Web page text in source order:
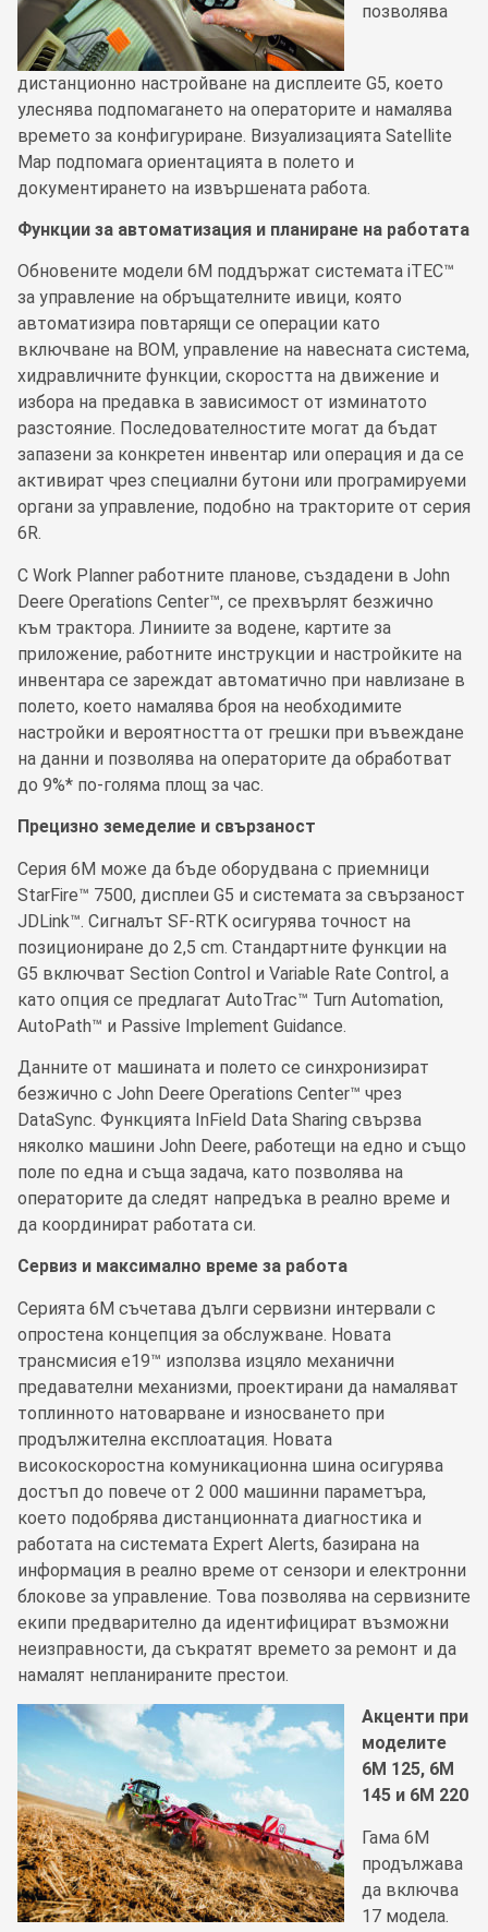
позволява
дистанционно настройване на дисплеите G5, което
улеснява подпомагането на операторите и намалява
времето за конфигуриране. Визуализацията Satellite
Map подпомага ориентацията в полето и
документирането на извършената работа.
Функции за автоматизация и планиране на работата
Обновените модели 6M поддържат системата iTEC™
за управление на обръщателните ивици, която
автоматизира повтарящи се операции като
включване на ВОМ, управление на навесната система,
хидравличните функции, скоростта на движение и
избора на предавка в зависимост от изминатото
разстояние. Последователностите могат да бъдат
запазени за конкретен инвентар или операция и да се
активират чрез специални бутони или програмируеми
органи за управление, подобно на тракторите от серия
6R.
С Work Planner работните планове, създадени в John
Deere Operations Center™, се прехвърлят безжично
към трактора. Линиите за водене, картите за
приложение, работните инструкции и настройките на
инвентара се зареждат автоматично при навлизане в
полето, което намалява броя на необходимите
настройки и вероятността от грешки при въвеждане
на данни и позволява на операторите да обработват
до 9%* по-голяма площ за час.
Прецизно земеделие и свързаност
Серия 6M може да бъде оборудвана с приемници
StarFire™ 7500, дисплеи G5 и системата за свързаност
JDLink™. Сигналът SF-RTK осигурява точност на
позициониране до 2,5 cm. Стандартните функции на
G5 включват Section Control и Variable Rate Control, а
като опция се предлагат AutoTrac™ Turn Automation,
AutoPath™ и Passive Implement Guidance.
Данните от машината и полето се синхронизират
безжично с John Deere Operations Center™ чрез
DataSync. Функцията InField Data Sharing свързва
няколко машини John Deere, работещи на едно и също
поле по една и съща задача, като позволява на
операторите да следят напредъка в реално време и
да координират работата си.
Сервиз и максимално време за работа
Серията 6M съчетава дълги сервизни интервали с
опростена концепция за обслужване. Новата
трансмисия e19™ използва изцяло механични
предавателни механизми, проектирани да намаляват
топлинното натоварване и износването при
продължителна експлоатация. Новата
високоскоростна комуникационна шина осигурява
достъп до повече от 2 000 машинни параметъра,
което подобрява дистанционната диагностика и
работата на системата Expert Alerts, базирана на
информация в реално време от сензори и електронни
блокове за управление. Това позволява на сервизните
екипи предварително да идентифицират възможни
неизправности, да съкратят времето за ремонт и да
намалят непланираните престои.
Акценти при
моделите
6M 125, 6M
145 и 6M 220
Гама 6M
продължава
да включва
17 модела.